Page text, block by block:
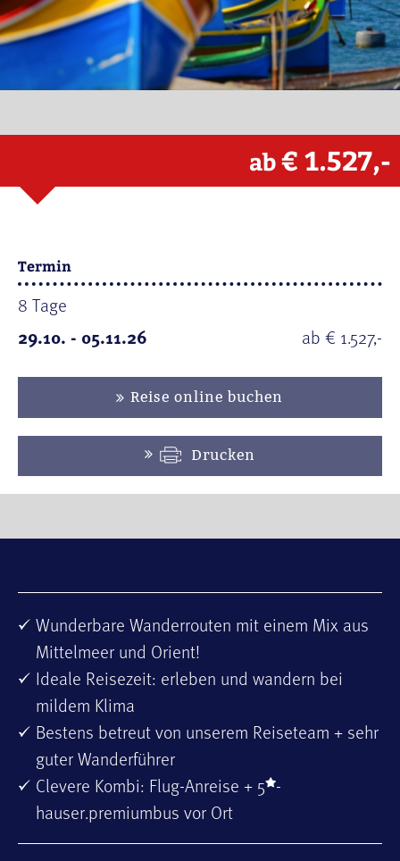
ab€ 1.527,-
Termin
8 Tage
29.10. - 05.11.26
ab € 1.527,-
Reise online buchen
Drucken
Wunderbare Wanderrouten mit einem Mix aus
Mittelmeer und Orient!
Ideale Reisezeit: erleben und wandern bei
mildem Klima
Bestens betreut von unserem Reiseteam + sehr
guter Wanderführer
Clevere Kombi: Flug-Anreise + 5 -
hauser.premiumbus vor Ort